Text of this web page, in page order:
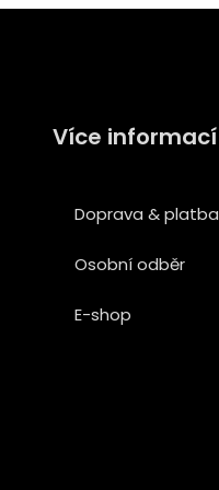
Více informací
Doprava & platba
Osobní odběr
E-shop